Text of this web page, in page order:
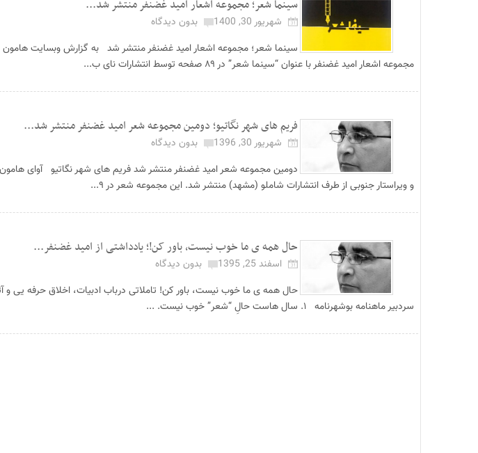
سینما شعر؛ مجموعه اشعار امید غضنفر منتشر شد...
شهریور 30, 1400
بدون دیدگاه
سینما شعر؛ مجموعه اشعار امید غضنفر منتشر شد به گزارش وبسایت هامون
مجموعه اشعار امید غضنفر با عنوان “سینما شعر” در ۸۹ صفحه توسط انتشارات نای ب...
فریم های شهر نگاتیو؛ دومین مجموعه شعر امید غضنفر منتشر شد...
شهریور 30, 1396
بدون دیدگاه
دومین مجموعه شعر امید غضنفر منتشر شد فریم های شهر نگاتیو آوای
و ویراستار جنوبی از طرف انتشارات شاملو (مشهد) منتشر شد. این مجموعه شعر در ۹...
حال همه ی ما خوب نیست، باور کن!؛ یادداشتی از امید غضنفر...
اسفند 25, 1395
بدون دیدگاه
حال همه ی ما خوب نیست، باور کن! تاملاتی درباب ادبیات، اخلاق حرفه یی و
سردبیر ماهنامه بوشهرنامه ۱. سال هاست حالِ “شعر” خوب نیست. ...